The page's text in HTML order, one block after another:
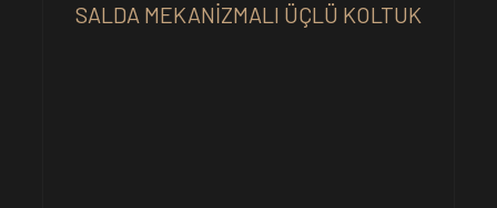
SALDA MEKANIZMALI ÜÇLÜ KOLTUK